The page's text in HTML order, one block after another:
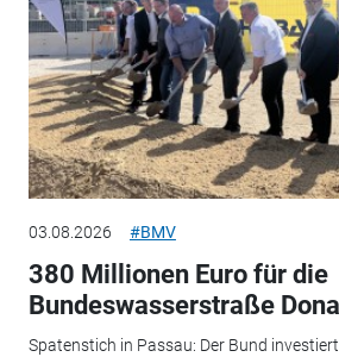
03.08.2026 #BMV
380 Millionen Euro für die
Bundeswasserstraße
Spatenstich in Passau: Der Bund